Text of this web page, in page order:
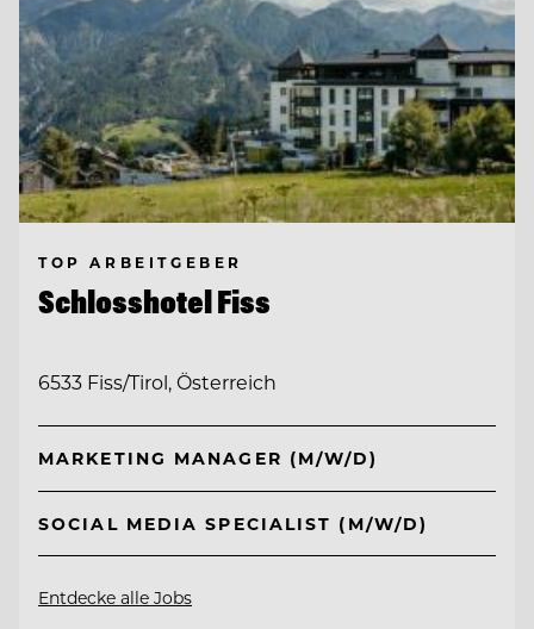
TOP ARBEITGEBER
Schlosshotel Fiss
6533 Fiss/Tirol, Österreich
MARKETING MANAGER (M/W/D)
SOCIAL MEDIA SPECIALIST (M/W/D)
Entdecke alle Jobs